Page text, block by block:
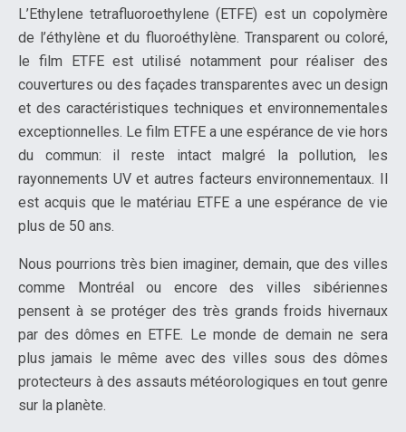
L’Ethylene tetrafluoroethylene (ETFE) est un copolymère
de l’éthylène et du fluoroéthylène. Transparent ou coloré,
le film ETFE est utilisé notamment pour réaliser des
couvertures ou des façades transparentes avec un design
et des caractéristiques techniques et environnementales
exceptionnelles. Le film ETFE a une espérance de vie hors
du commun: il reste intact malgré la pollution, les
rayonnements UV et autres facteurs environnementaux. Il
est acquis que le matériau ETFE a une espérance de vie
plus de 50 ans.
Nous pourrions très bien imaginer, demain, que des villes
comme Montréal ou encore des villes sibériennes
pensent à se protéger des très grands froids hivernaux
par des dômes en ETFE. Le monde de demain ne sera
plus jamais le même avec des villes sous des dômes
protecteurs à des assauts météorologiques en tout genre
sur la planète.